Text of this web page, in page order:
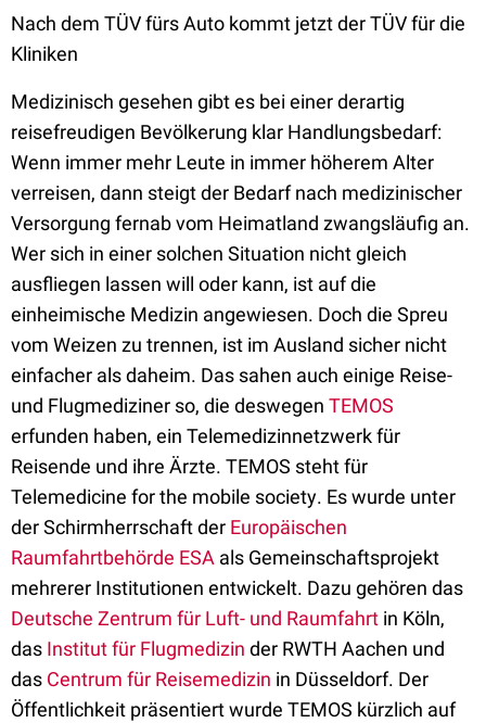
Nach dem TÜV fürs Auto kommt jetzt der TÜV für die
Kliniken
Medizinisch gesehen gibt es bei einer derartig
reisefreudigen Bevölkerung klar Handlungsbedarf:
Wenn immer mehr Leute in immer höherem Alter
verreisen, dann steigt der Bedarf nach medizinischer
Versorgung fernab vom Heimatland zwangsläufig an.
Wer sich in einer solchen Situation nicht gleich
ausfliegen lassen will oder kann, ist auf die
einheimische Medizin angewiesen. Doch die Spreu
vom Weizen zu trennen, ist im Ausland sicher nicht
einfacher als daheim. Das sahen auch einige Reise-
und Flugmediziner so, die deswegen TEMOS
erfunden haben, ein Telemedizinnetzwerk für
Reisende und ihre Ärzte. TEMOS steht für
Telemedicine for the mobile society. Es wurde unter
der Schirmherrschaft der Europäischen
Raumfahrtbehörde ESA als Gemeinschaftsprojekt
mehrerer Institutionen entwickelt. Dazu gehören das
Deutsche Zentrum für Luft- und Raumfahrt in Köln,
das Institut für Flugmedizin der RWTH Aachen und
das Centrum für Reisemedizin in Düsseldorf. Der
Öffentlichkeit präsentiert wurde TEMOS kürzlich auf